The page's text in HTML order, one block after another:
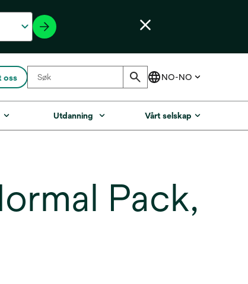
oss
Utdanning Vårt selskap
Pack,